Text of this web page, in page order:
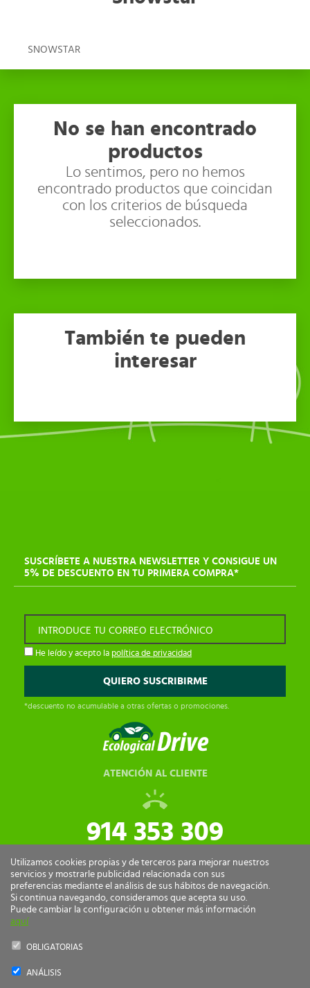
SNOWSTAR
No se han encontrado
productos
Lo sentimos, pero no hemos
encontrado productos que coincidan
con los criterios de búsqueda
seleccionados.
También te pueden
interesar
SUSCRÍBETE A NUESTRA NEWSLETTER Y CONSIGUE UN
5% DE DESCUENTO EN TU PRIMERA COMPRA*
INTRODUCE TU CORREO ELECTRÓNICO
He leído y acepto la política de privacidad
*descuento no acumulable a otras ofertas o promociones.
ATENCIÓN AL CLIENTE
914 353 309
tiendaonline@ecologicaldrive.com
Utilizamos cookies propias y de terceros para mejorar nuestros
servicios y mostrarle publicidad relacionada con sus
preferencias mediante el análisis de sus hábitos de navegación.
Si continua navegando, consideramos que acepta su uso.
Puede cambiar la configuración u obtener más información
aquí
OBLIGATORIAS
ANÁLISIS